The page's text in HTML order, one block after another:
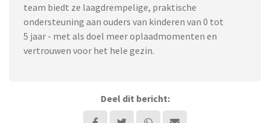
team biedt ze laagdrempelige, praktische
ondersteuning aan ouders van kinderen van 0 tot
5 jaar - met als doel meer oplaadmomenten en
vertrouwen voor het hele gezin.
Deel dit bericht: